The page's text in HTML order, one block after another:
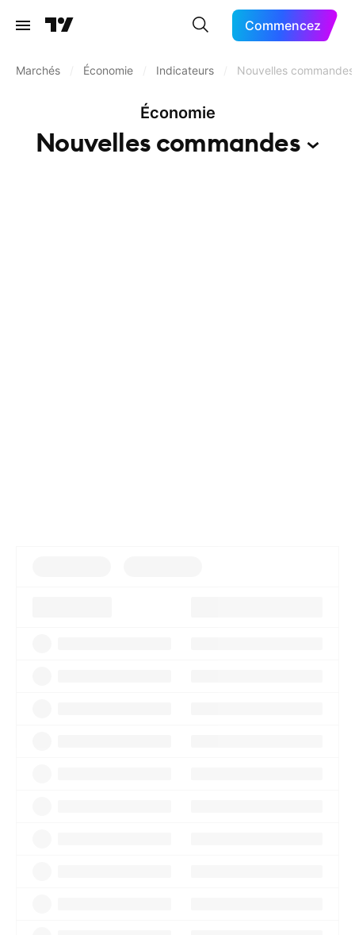
Commencez
Marchés Économie Indicateurs Nouvelles commandes
Économie
Nouvellescommandes